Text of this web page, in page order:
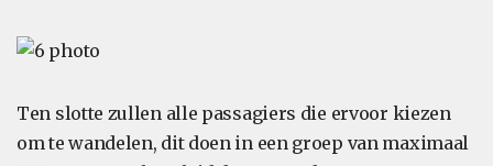
Ten slotte zullen alle passagiers die ervoor kiezen
om te wandelen, dit doen in een groep van maximaal